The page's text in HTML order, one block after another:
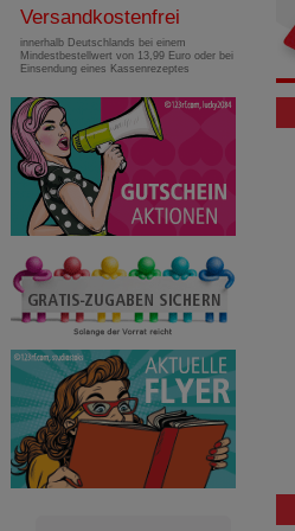
Versandkostenfrei
innerhalb Deutschlands bei einem
Mindestbestellwert von 13,99 Euro oder bei
Einsendung eines Kassenrezeptes